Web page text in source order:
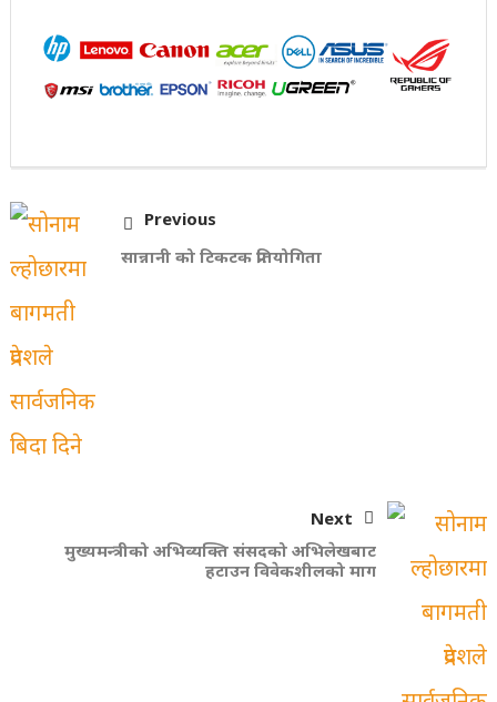
Previous
सान्नानी को टिकटक प्रतियोगिता
Next
मुख्यमन्त्रीको अभिव्यक्ति संसदको अभिलेखबाट
हटाउन विवेकशीलको माग